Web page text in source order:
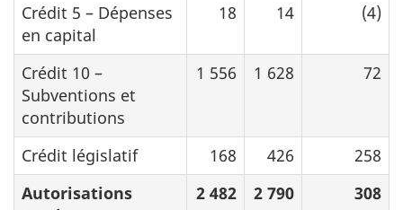
Crédit 5 – Dépenses
en capital
18 14 (4)
Crédit 10 –
Subventions et
contributions
1 556 1 628 72
Crédit législatif 168 426
258
Autorisations
2 482 2 790 308